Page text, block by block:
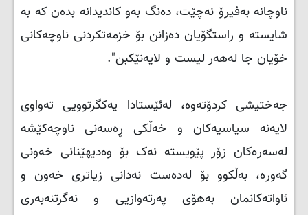
ناوچانە بەفیرۆ نەچێت، دەنگ بەو كاندیدانە بدەن كە بە
شایستە و راستگۆیان دەزانن بۆ خزمەتكردنی ناوچەكانی
خۆیان جا لەهەر لیست و لایەنێكبن".
جەختیشی كردۆتەوە، لەئێستادا یەكگرتوویی تەواوی
لایەنە سیاسیەكان و خەڵكی ڕەسەنی ناوچەكێشە
لەسەرەكان زۆر پێویستە نەک بۆ وەدیهێنانی خەونی
گەورە، بەڵكوو بۆ لەدەست نەدانی زیاتری خەون و
ئاواتەكانمان بەهۆی پەرتەوازیی و نەگرتنەبەری